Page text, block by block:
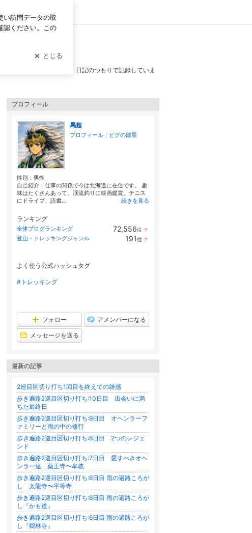
ログイン
れる場所が大好きです。日記のつもりで記録していま
プロフィール
馬超
プロフィール ｜ ピグの部屋
性別： 男性
自己紹介：仕事の関係で今は北海道に在住です。 趣
味はたくさんあって、渓流釣りに映画鑑賞、テニス
にドライブ、読書...
続きを見る
ランキング
全体ブログランキング 72,556位 ↑
登山・トレッキングジャンル 191位 ↑
よく使う公式ハッシュタグ
#トレッキング
フォロー アメンバーになる
メッセージを送る
最新の記事
2巡目区切り打ち1回目を終えての雑感
歩き遍路2巡目区切り打ち:10日目 出会いに満
ちた最終日
歩き遍路2巡目区切り打ち:9日目 オヘンラーフ
ァミリーと雨の中の修行
歩き遍路2巡目区切り打ち:8日目 2つのレジェ
ンド
歩き遍路2巡目区切り打ち:7日目 愛すべきオヘ
ンラー達 薬王寺〜牟岐
歩き遍路2巡目区切り打ち:6日目 雨の遍路ころが
し 太龍寺〜平等寺
歩き遍路2巡目区切り打ち:6日目 雨の遍路ころが
し『かも道』
歩き遍路2巡目区切り打ち:6日目 雨の遍路ころが
し『鶴林寺』